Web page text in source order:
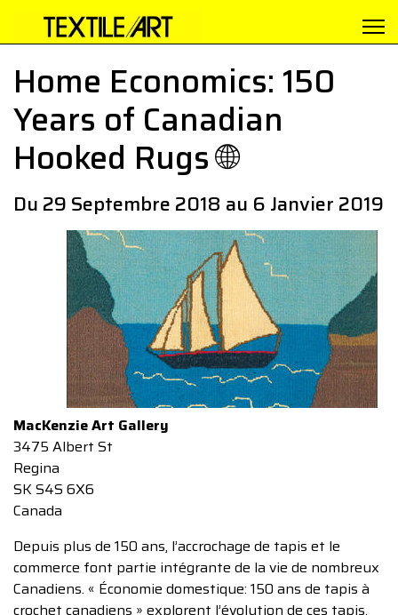
Home Economics: 150
Years of Canadian
Hooked Rugs 🌐
Du 29 Septembre 2018 au 6 Janvier 2019
MacKenzie Art Gallery
3475 Albert St
Regina
SK S4S 6X6
Canada
Depuis plus de 150 ans, l’accrochage de tapis et le
commerce font partie intégrante de la vie de nombreux
Canadiens. « Économie domestique: 150 ans de tapis à
crochet canadiens » explorent l’évolution de ces tapis,